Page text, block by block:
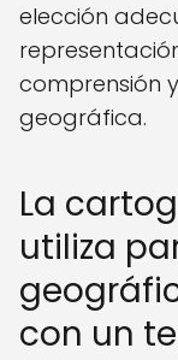
elección
comprensión
geográfica.
La
utiliza
con un